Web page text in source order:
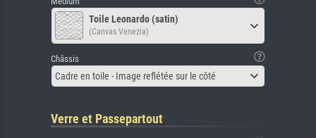
Toile Leonardo (satin)
(Canvas Venezia)
Châssis
Cadre en toile - Image reflétée sur le côté
Verre et Passepartout